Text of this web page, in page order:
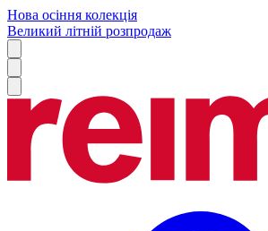
Нова осіння колекція
Великий літній розпродаж